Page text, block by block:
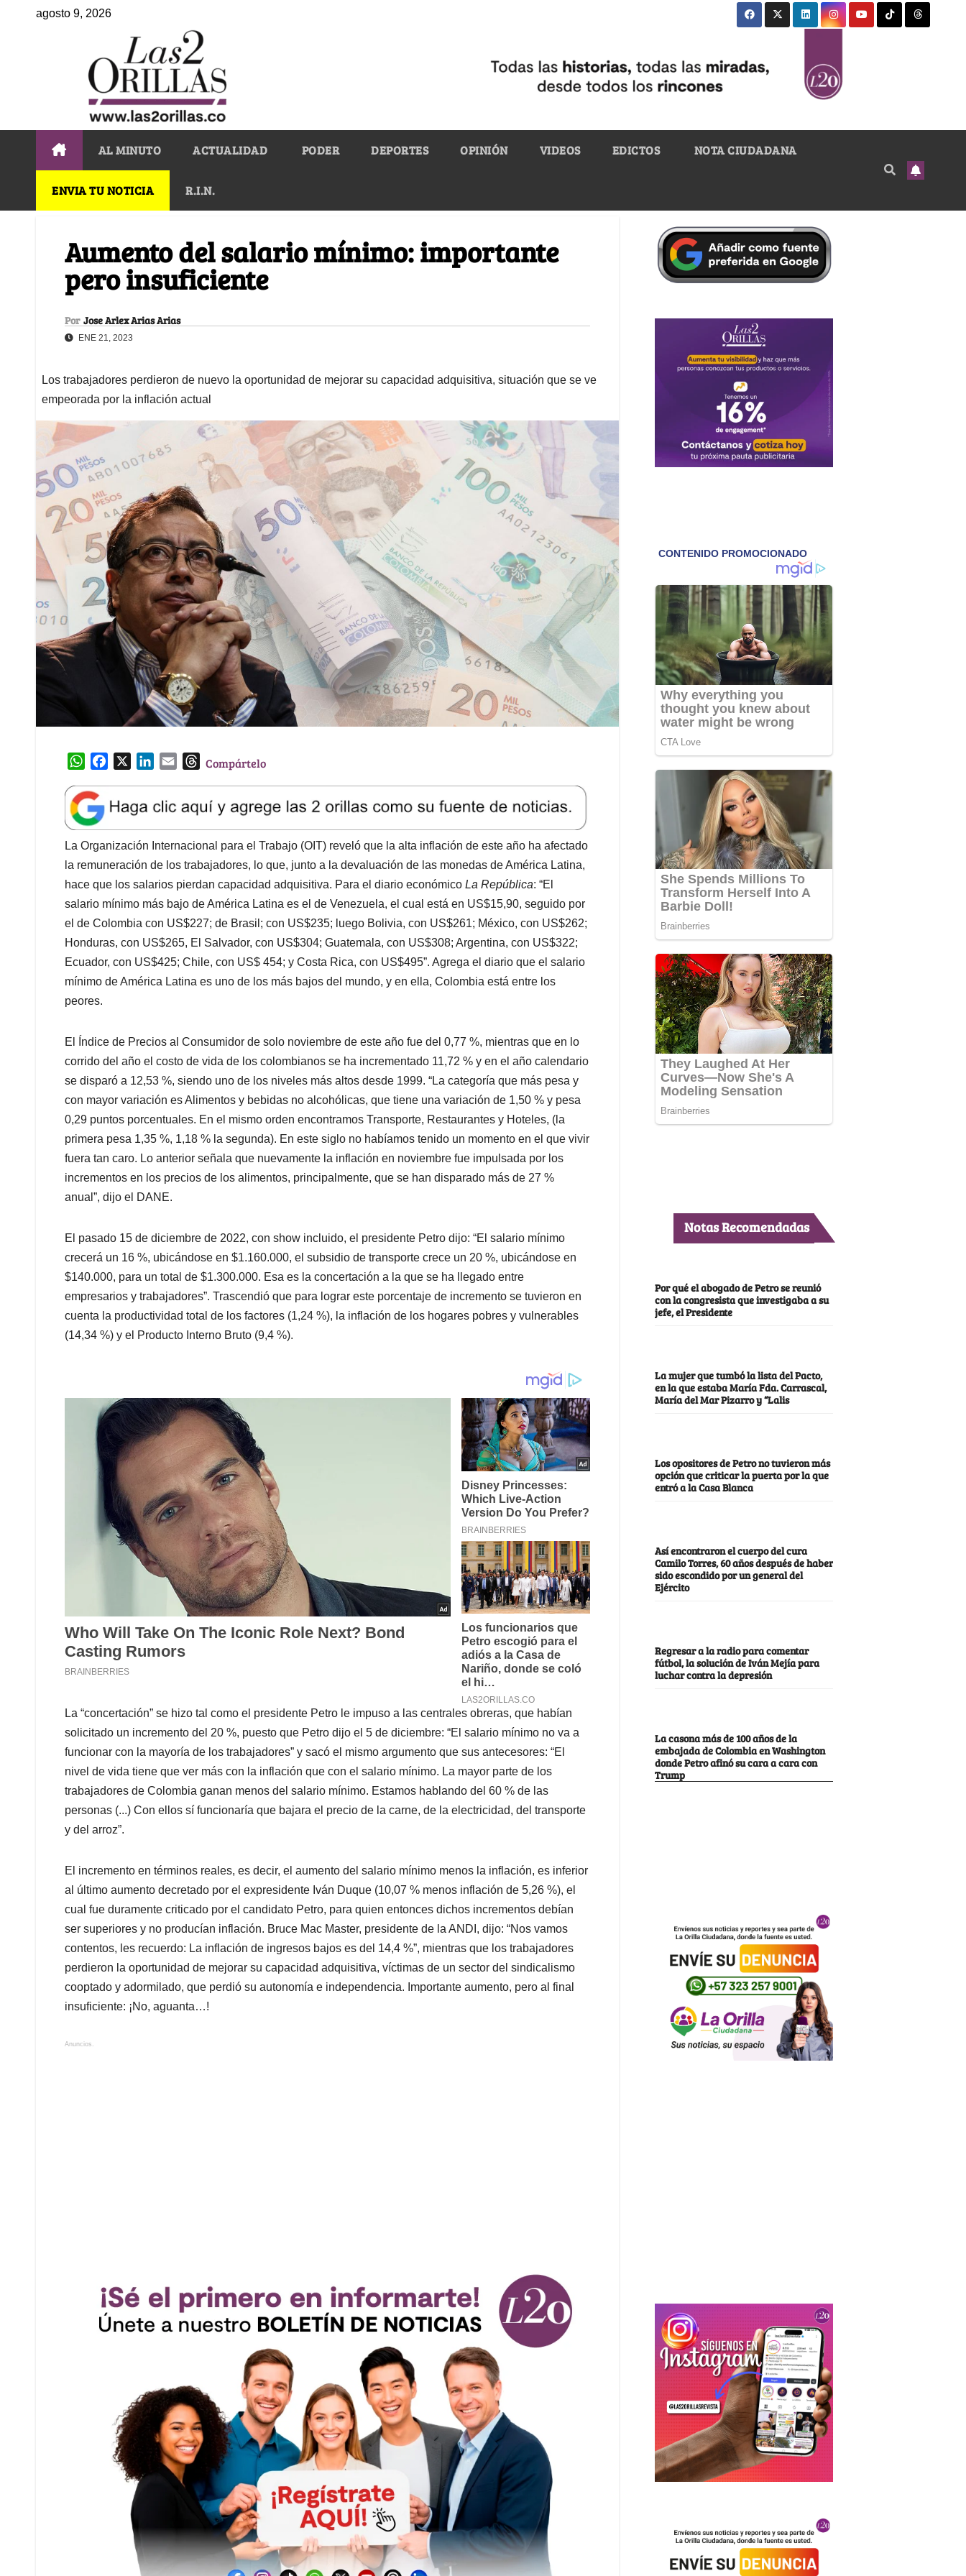
agosto 9, 2026
AL MINUTO ACTUALIDAD PODER DEPORTES OPINIÓN VIDEOS EDICTOS NOTA CIUDADANA
ENVIA TU NOTICIA R.I.N.
Aumento del salario mínimo: importante
pero insuficiente
Por Jose Arlex Arias Arias
ENE 21, 2023
Los trabajadores perdieron de nuevo la oportunidad de mejorar su capacidad adquisitiva, situación que se ve
empeorada por la inflación actual
W
a
t
s
A
p
p
e
b
o
o
k
k
e
d
I
n
l
T
e
a
d
s
Compártelo
La Organización Internacional para el Trabajo (OIT) reveló que la alta inflación de este año ha afectado
la remuneración de los trabajadores, lo que, junto a la devaluación de las monedas de América Latina,
hace que los salarios pierdan capacidad adquisitiva. Para el diario económico La República: “El
salario mínimo más bajo de América Latina es el de Venezuela, el cual está en US$15,90, seguido por
el de Colombia con US$227; de Brasil; con US$235; luego Bolivia, con US$261; México, con US$262;
Honduras, con US$265, El Salvador, con US$304; Guatemala, con US$308; Argentina, con US$322;
Ecuador, con US$425; Chile, con US$ 454; y Costa Rica, con US$495”. Agrega el diario que el salario
mínimo de América Latina es uno de los más bajos del mundo, y en ella, Colombia está entre los
peores.
El Índice de Precios al Consumidor de solo noviembre de este año fue del 0,77 %, mientras que en lo
corrido del año el costo de vida de los colombianos se ha incrementado 11,72 % y en el año calendario
se disparó a 12,53 %, siendo uno de los niveles más altos desde 1999. “La categoría que más pesa y
con mayor variación es Alimentos y bebidas no alcohólicas, que tiene una variación de 1,50 % y pesa
0,29 puntos porcentuales. En el mismo orden encontramos Transporte, Restaurantes y Hoteles, (la
primera pesa 1,35 %, 1,18 % la segunda). En este siglo no habíamos tenido un momento en el que vivir
fuera tan caro. Lo anterior señala que nuevamente la inflación en noviembre fue impulsada por los
incrementos en los precios de los alimentos, principalmente, que se han disparado más de 27 %
anual”, dijo el DANE.
El pasado 15 de diciembre de 2022, con show incluido, el presidente Petro dijo: “El salario mínimo
crecerá un 16 %, ubicándose en $1.160.000, el subsidio de transporte crece un 20 %, ubicándose en
$140.000, para un total de $1.300.000. Esa es la concertación a la que se ha llegado entre
empresarios y trabajadores”. Trascendió que para lograr este porcentaje de incremento se tuvieron en
cuenta la productividad total de los factores (1,24 %), la inflación de los hogares pobres y vulnerables
(14,34 %) y el Producto Interno Bruto (9,4 %).
La “concertación” se hizo tal como el presidente Petro le impuso a las centrales obreras, que habían
solicitado un incremento del 20 %, puesto que Petro dijo el 5 de diciembre: “El salario mínimo no va a
funcionar con la mayoría de los trabajadores” y sacó el mismo argumento que sus antecesores: “El
nivel de vida tiene que ver más con la inflación que con el salario mínimo. La mayor parte de los
trabajadores de Colombia ganan menos del salario mínimo. Estamos hablando del 60 % de las
personas (...) Con ellos sí funcionaría que bajara el precio de la carne, de la electricidad, del transporte
y del arroz”.
El incremento en términos reales, es decir, el aumento del salario mínimo menos la inflación, es inferior
al último aumento decretado por el expresidente Iván Duque (10,07 % menos inflación de 5,26 %), el
cual fue duramente criticado por el candidato Petro, para quien entonces dichos incrementos debían
ser superiores y no producían inflación. Bruce Mac Master, presidente de la ANDI, dijo: “Nos vamos
contentos, les recuerdo: La inflación de ingresos bajos es del 14,4 %”, mientras que los trabajadores
perdieron la oportunidad de mejorar su capacidad adquisitiva, víctimas de un sector del sindicalismo
cooptado y adormilado, que perdió su autonomía e independencia. Importante aumento, pero al final
insuficiente: ¡No, aguanta…!
Anuncios.
Notas Recomendadas
Por qué el abogado de Petro se reunió
con la congresista que investigaba a su
jefe, el Presidente
La mujer que tumbó la lista del Pacto,
en la que estaba María Fda. Carrascal,
María del Mar Pizarro y “Lalis
Los opositores de Petro no tuvieron más
opción que criticar la puerta por la que
entró a la Casa Blanca
Así encontraron el cuerpo del cura
Camilo Torres, 60 años después de haber
sido escondido por un general del
Ejército
Regresar a la radio para comentar
fútbol, la solución de Iván Mejía para
luchar contra la depresión
La casona más de 100 años de la
embajada de Colombia en Washington
donde Petro afinó su cara a cara con
Trump